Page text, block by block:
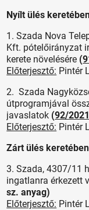
Nyílt ülés
1. Szada Nova
Kft. pótelőirányzat
kerete növelésére (
Előterjesztő: Pintér
2. Szada
útprogramjával
javaslatok (92/
Előterjesztő: Pintér
Zárt ülés
3. Szada, 4307/11
ingatlanra érkezett
sz. anyag)
Előterjesztő: Pintér